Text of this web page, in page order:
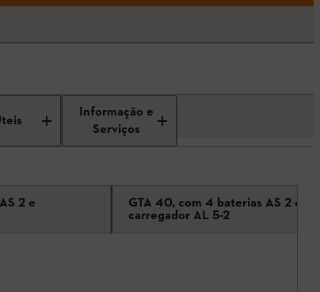
Informação e
Serviços
2 e GTA 40, com 4 baterias AS 2 e
carregador AL 5-2